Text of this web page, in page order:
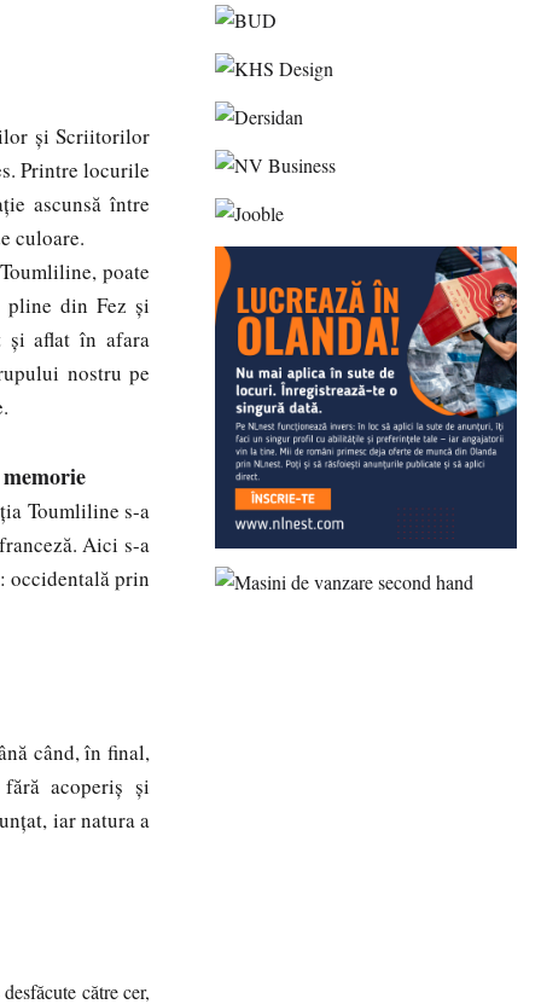
și Scriitorilor
Printre locurile
ascunsă între
culoare.
poate
pline din Fez şi
și aflat în afara
nostru pe
Toumliline s-a
Aici s-a
occidentală prin
când, în final,
acoperiș și
iar natura a
către cer,